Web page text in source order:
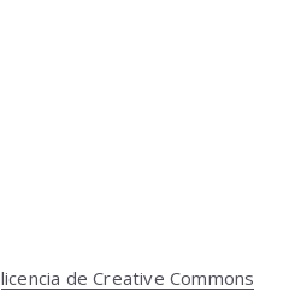
licencia de Creative Commons